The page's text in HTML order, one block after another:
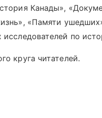
Канады»,
«Памяти
исследователей по
круга читателей.